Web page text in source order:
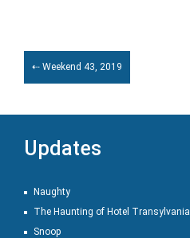
⇠ Weekend 43, 2019
Updates
Naughty
The Haunting of Hotel Transylvania
Snoop